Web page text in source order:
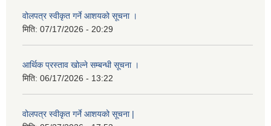
वोलपत्र स्वीकृत गर्ने आशयको सूचना ।
मिति: 07/17/2026 - 20:29
आर्थिक प्रस्ताव खोल्ने सम्बन्धी सूचना ।
मिति: 06/17/2026 - 13:22
वोलपत्र स्वीकृत गर्ने आशयको सूचना |